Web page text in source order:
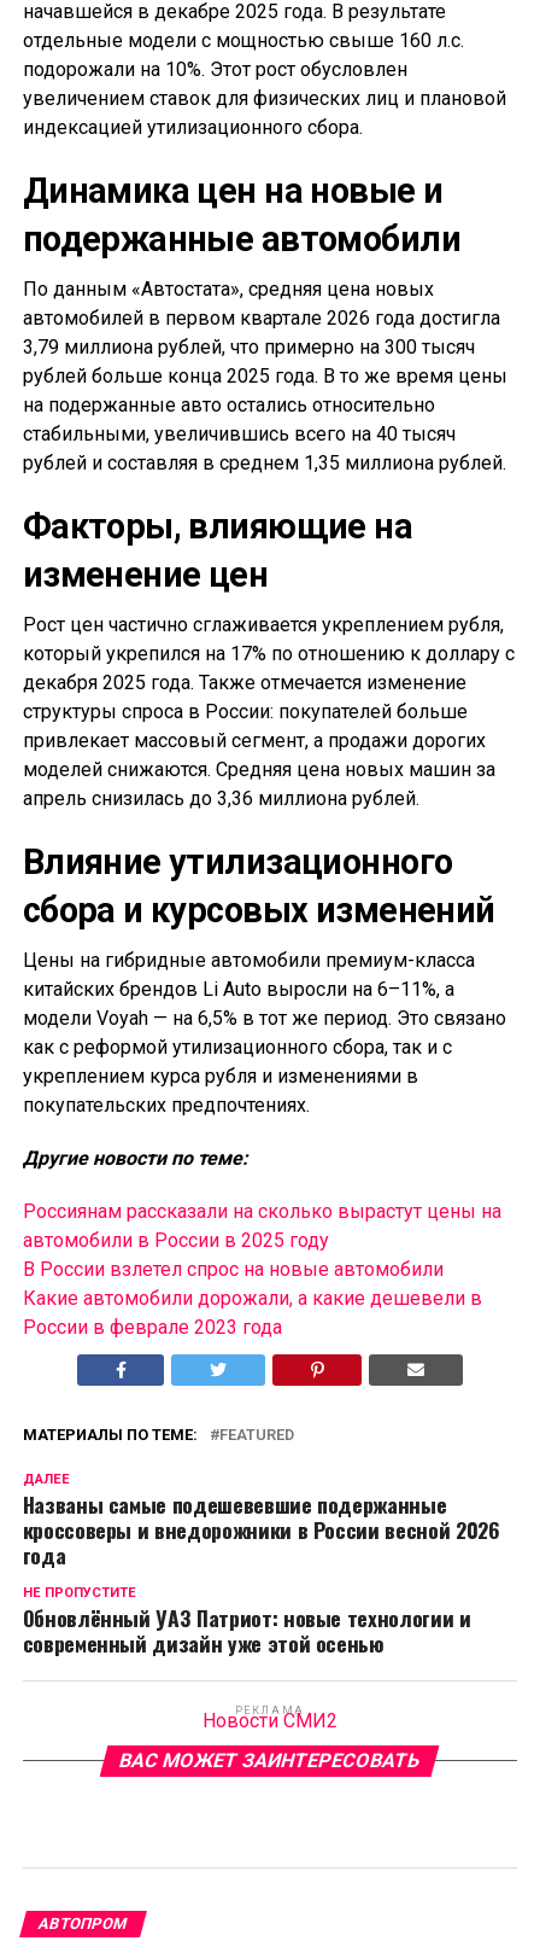
начавшейся в декабре 2025 года. В результате
отдельные модели с мощностью свыше 160 л.с.
подорожали на 10%. Этот рост обусловлен
увеличением ставок для физических лиц и плановой
индексацией утилизационного сбора.
Динамика цен на новые и
подержанные автомобили
По данным «Автостата», средняя цена новых
автомобилей в первом квартале 2026 года достигла
3,79 миллиона рублей, что примерно на 300 тысяч
рублей больше конца 2025 года. В то же время цены
на подержанные авто остались относительно
стабильными, увеличившись всего на 40 тысяч
рублей и составляя в среднем 1,35 миллиона рублей.
Факторы, влияющие на
изменение цен
Рост цен частично сглаживается укреплением рубля,
который укрепился на 17% по отношению к доллару с
декабря 2025 года. Также отмечается изменение
структуры спроса в России: покупателей больше
привлекает массовый сегмент, а продажи дорогих
моделей снижаются. Средняя цена новых машин за
апрель снизилась до 3,36 миллиона рублей.
Влияние утилизационного
сбора и курсовых изменений
Цены на гибридные автомобили премиум-класса
китайских брендов Li Auto выросли на 6–11%, а
модели Voyah — на 6,5% в тот же период. Это связано
как с реформой утилизационного сбора, так и с
укреплением курса рубля и изменениями в
покупательских предпочтениях.
Другие новости по теме:
Россиянам рассказали на сколько вырастут цены на
автомобили в России в 2025 году
В России взлетел спрос на новые автомобили
Какие автомобили дорожали, а какие дешевели в
России в феврале 2023 года
МАТЕРИАЛЫ ПО ТЕМЕ: FEATURED
ДАЛЕЕ
Названы самые подешевевшие подержанные
кроссоверы и внедорожники в России весной 2026
года
НЕ ПРОПУСТИТЕ
Обновлённый УАЗ Патриот: новые технологии и
современный дизайн уже этой осенью
РЕКЛАМА
Новости СМИ2
ВАС МОЖЕТ ЗАИНТЕРЕСОВАТЬ
АВТОПРОМ